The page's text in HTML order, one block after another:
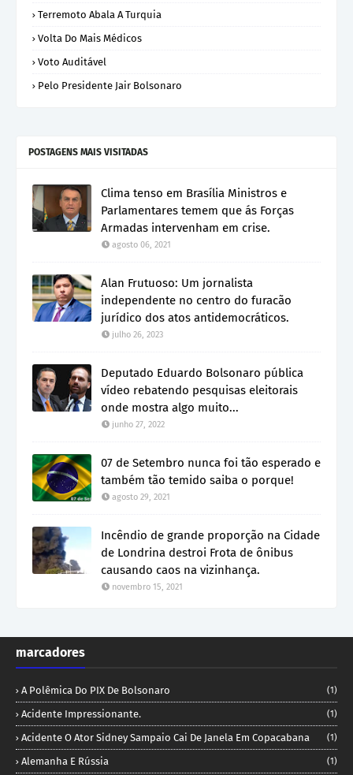
Terremoto Abala A Turquia
Volta Do Mais Médicos
Voto Auditável
Pelo Presidente Jair Bolsonaro
POSTAGENS MAIS VISITADAS
Clima tenso em Brasília Ministros e
Parlamentares temem que ás Forças
Armadas intervenham em crise.
agosto 06, 2021
Alan Frutuoso: Um jornalista
independente no centro do furacão
jurídico dos atos antidemocráticos.
julho 26, 2023
Deputado Eduardo Bolsonaro pública
vídeo rebatendo pesquisas eleitorais
onde mostra algo muito...
junho 27, 2022
07 de Setembro nunca foi tão esperado e
também tão temido saiba o porque!
agosto 29, 2021
Incêndio de grande proporção na Cidade
de Londrina destroi Frota de ônibus
causando caos na vizinhança.
novembro 15, 2021
marcadores
A Polêmica Do PIX De Bolsonaro (1)
Acidente Impressionante. (1)
Acidente O Ator Sidney Sampaio Cai De Janela Em Copacabana (1)
Alemanha E Rússia (1)